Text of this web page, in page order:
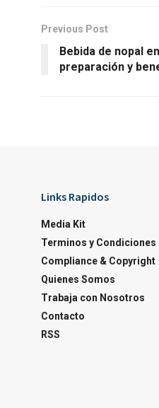
Previous Post
Bebida de nopal
preparación y
Links Rapidos
Media Kit
Terminos y Condiciones
Compliance & Copyright
Quienes Somos
Trabaja con Nosotros
Contacto
RSS